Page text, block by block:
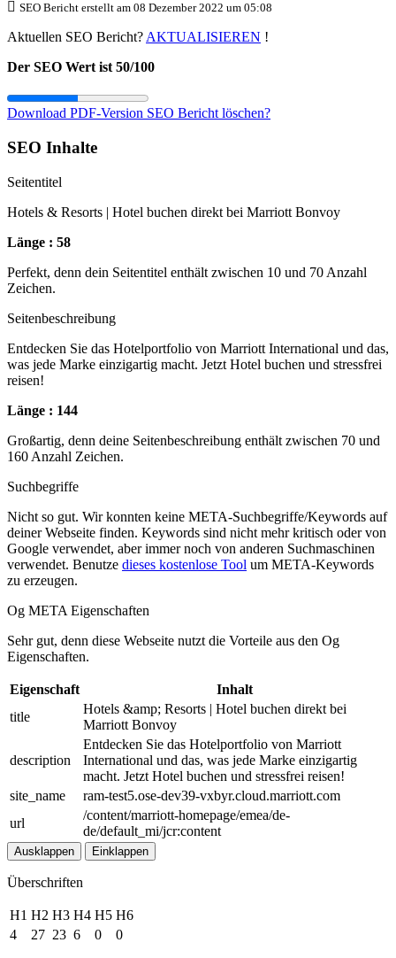
SEO Bericht erstellt am 08 Dezember 2022 um 05:08
Aktuellen SEO Bericht? AKTUALISIEREN !
Der SEO Wert ist 50/100
Download PDF-Version SEO Bericht löschen?
SEO Inhalte
Seitentitel
Hotels & Resorts | Hotel buchen direkt bei Marriott Bonvoy
Länge : 58
Perfekt, denn dein Seitentitel enthält zwischen 10 und 70 Anzahl
Zeichen.
Seitenbeschreibung
Entdecken Sie das Hotelportfolio von Marriott International und das,
was jede Marke einzigartig macht. Jetzt Hotel buchen und stressfrei
reisen!
Länge : 144
Großartig, denn deine Seitenbeschreibung enthält zwischen 70 und
160 Anzahl Zeichen.
Suchbegriffe
Nicht so gut. Wir konnten keine META-Suchbegriffe/Keywords auf
deiner Webseite finden. Keywords sind nicht mehr kritisch oder von
Google verwendet, aber immer noch von anderen Suchmaschinen
verwendet. Benutze dieses kostenlose Tool um META-Keywords
zu erzeugen.
Og META Eigenschaften
Sehr gut, denn diese Webseite nutzt die Vorteile aus den Og
Eigenschaften.
Eigenschaft
Inhalt
title
Hotels &amp; Resorts | Hotel buchen direkt bei
Marriott Bonvoy
description
Entdecken Sie das Hotelportfolio von Marriott
International und das, was jede Marke einzigartig
macht. Jetzt Hotel buchen und stressfrei reisen!
site_name
ram-test5.ose-dev39-vxbyr.cloud.marriott.com
url
/content/marriott-homepage/emea/de-
de/default_mi/jcr:content
Ausklappen Einklappen
Überschriften
H1 H2 H3 H4 H5 H6
4
27 23 6 0 0